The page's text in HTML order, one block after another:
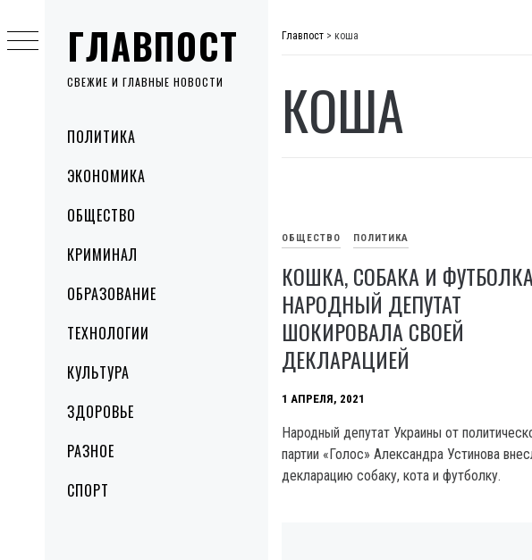
ГЛАВПОСТ
СВЕЖИЕ И ГЛАВНЫЕ НОВОСТИ
MenuПОЛИТИКА
ЭКОНОМИКА
ОБЩЕСТВО
КРИМИНАЛ
ОБРАЗОВАНИЕ
ТЕХНОЛОГИИ
КУЛЬТУРА
ЗДОРОВЬЕ
РАЗНОЕ
СПОРТ
to
content
Главпост > коша
КОША
ОБЩЕСТВО ПОЛИТИКА
КОШКА, СОБАКА И
НАРОДНЫЙ ДЕПУТАТ
ШОКИРОВАЛА СВОЕЙ
ДЕКЛАРАЦИЕЙ
1 АПРЕЛЯ, 2021
Народный депутат Украины от
партии «Голос» Александра Устинова
декларацию собаку, кота и футболку.